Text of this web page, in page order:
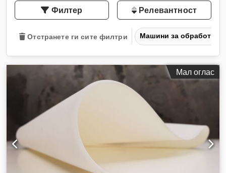
Филтер Релевантност
Отстранете ги сите филтри Машини за обработка
Мал оглас